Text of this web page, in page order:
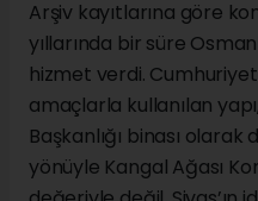
Arşiv kayıtlarına göre
yıllarında bir süre
hizmet verdi.
amaçlarla kullanılan
Başkanlığı binası
yönüyle Kangal Ağası